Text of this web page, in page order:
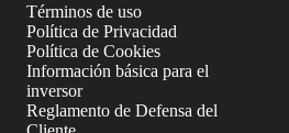
Términos de uso
Política de Privacidad
Política de Cookies
Información básica para el
inversor
Reglamento de Defensa del